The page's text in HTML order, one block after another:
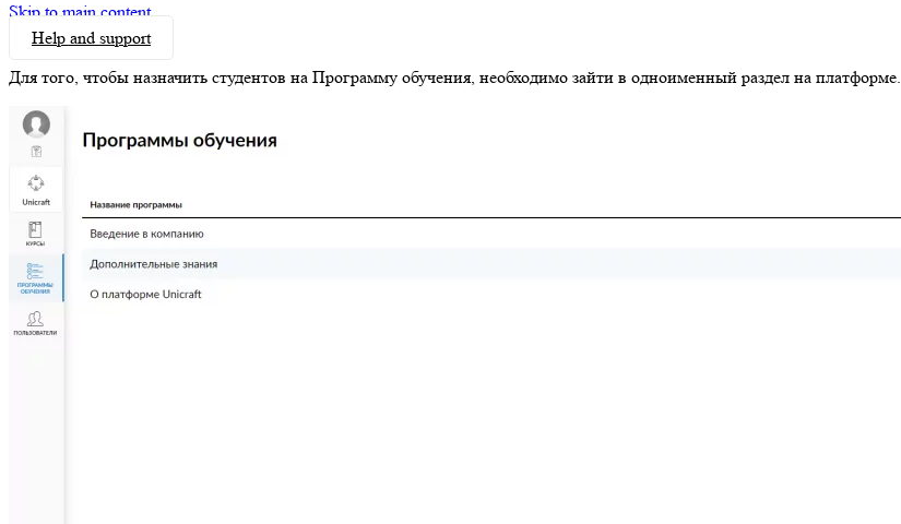
Skip to main content
Help and support
Для того, чтобы назначить студентов на Программу обучения, необходимо зайти в одноименный раздел на платформе.